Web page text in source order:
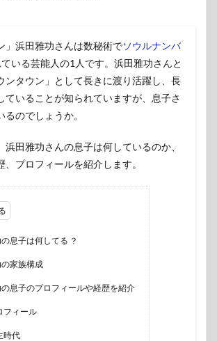
」浜田雅功さんは数秘術でソウルナンバ
いる芸能人の1人です。浜田雅功さんと
ンタウン」として長きに渡り活躍し、長
ていることが知られていますが、息子さ
るのでしょうか。
浜田雅功さんの息子は何しているのか、
、プロフィールを紹介します。
息子は何してる ？
家族構成
息子のプロフィールや経歴を紹介
フィール
時代